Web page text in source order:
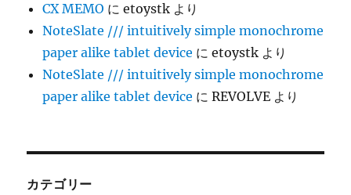
ン
の
新
ー
に
CX MEMO にetoystk より
NoteSlate /// intuitively simple monochrome
paper alike tablet device にetoystk より
NoteSlate /// intuitively simple monochrome
paper alike tablet device にREVOLVE より
カテゴリー